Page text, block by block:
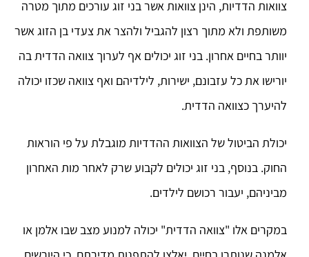
צוואות הדדיות, הינן צוואות אשר בני זוג עורכים מתוך מטרה
משותפת ולא מתוך רצון להגביל ולהצר את צעדי בן הזוג אשר
יוותר בחיים אחרון. בני זוג יכולים אף לערוך צוואה הדדית בה
יורישו את כל עזבונם, ישירות, לילדיהם ואף צוואה שכזו יכולה
להיערך כצוואה הדדית.
יכולת הביטול של הצוואות ההדדיות מוגבלת על פי הוראות
החוק. בנוסף, בני זוג יכולים לקבוע שרק לאחר מות האחרון
מביניהם, יעבור רכושם לילדים.
במקרים אלו "צוואה הדדית" יכולה למנוע מצב שבו אלמן או